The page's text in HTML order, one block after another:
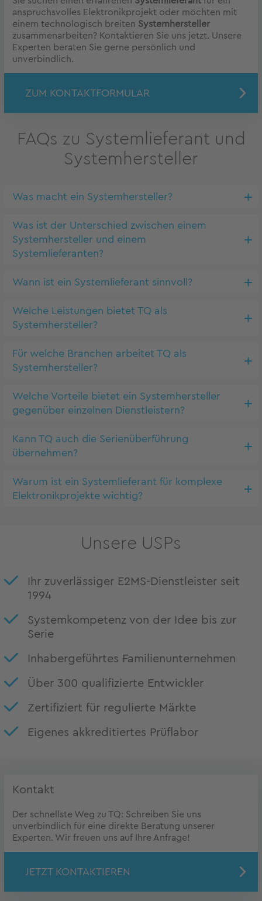
anspruchsvolles Elektronikprojekt oder möchten mit
einem technologisch breiten Systemhersteller
zusammenarbeiten? Kontaktieren Sie uns jetzt. Unsere
Experten beraten Sie gerne persönlich und
unverbindlich.
ZUM KONTAKTFORMULAR
FAQs zu Systemlieferant und
Systemhersteller
Was macht ein Systemhersteller?
Was ist der Unterschied zwischen einem
Systemhersteller und einem
Systemlieferanten?
Wann ist ein Systemlieferant sinnvoll?
Welche Leistungen bietet TQ als
Systemhersteller?
Für welche Branchen arbeitet TQ als
Systemhersteller?
Welche Vorteile bietet ein Systemhersteller
gegenüber einzelnen Dienstleistern?
Kann TQ auch die Serienüberführung
übernehmen?
Warum ist ein Systemlieferant für komplexe
Elektronikprojekte wichtig?
Unsere USPs
Ihr zuverlässiger E2MS-Dienstleister seit
1994
Systemkompetenz von der Idee bis zur
Serie
Inhabergeführtes Familienunternehmen
Über 300 qualifizierte Entwickler
Zertifiziert für regulierte Märkte
Eigenes akkreditiertes Prüflabor
Kontakt
Der schnellste Weg zu TQ: Schreiben Sie uns
unverbindlich für eine direkte Beratung unserer
Experten. Wir freuen uns auf Ihre Anfrage!
JETZT KONTAKTIEREN